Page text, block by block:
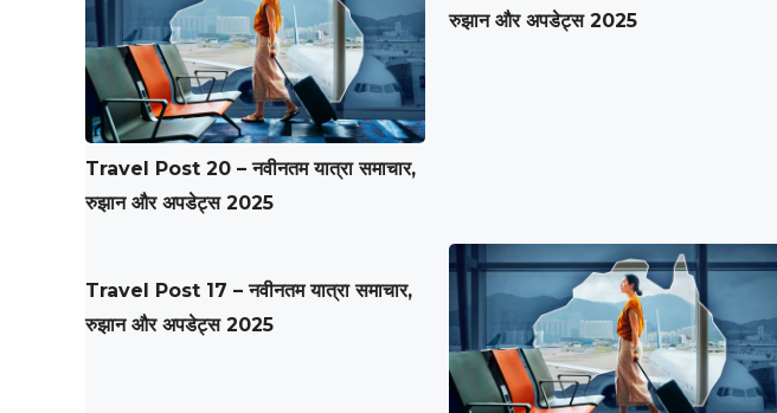
Travel Post 20 – नवीनतम यात्रा समाचार,
रुझान और अपडेट्स 2025
रुझान और अपडेट्स 2025
Travel Post 17 – नवीनतम यात्रा समाचार,
रुझान और अपडेट्स 2025